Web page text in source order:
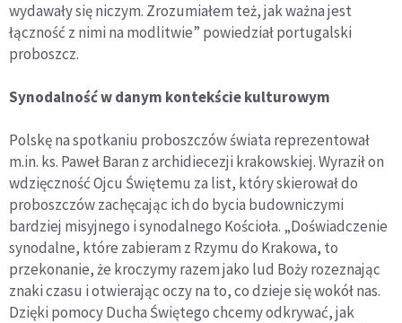
wydawały się niczym. Zrozumiałem też, jak ważna jest
łączność z nimi na modlitwie” powiedział portugalski
proboszcz.
Synodalność w danym kontekście kulturowym
Polskę na spotkaniu proboszczów świata reprezentował
m.in. ks. Paweł Baran z archidiecezji krakowskiej. Wyraził on
wdzięczność Ojcu Świętemu za list, który skierował do
proboszczów zachęcając ich do bycia budowniczymi
bardziej misyjnego i synodalnego Kościoła. „Doświadczenie
synodalne, które zabieram z Rzymu do Krakowa, to
przekonanie, że kroczymy razem jako lud Boży rozeznając
znaki czasu i otwierając oczy na to, co dzieje się wokół nas.
Dzięki pomocy Ducha Świętego chcemy odkrywać, jak